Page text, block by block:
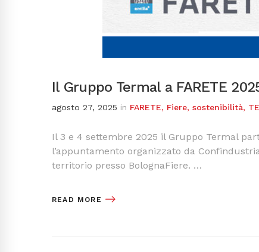
Il Gruppo Termal a FARETE
agosto 27, 2025 in FARETE, Fiere, sostenibilità,
Il 3 e 4 settembre 2025 il Gruppo Termal
l’appuntamento organizzato da
territorio presso BolognaFiere. …
READ MORE